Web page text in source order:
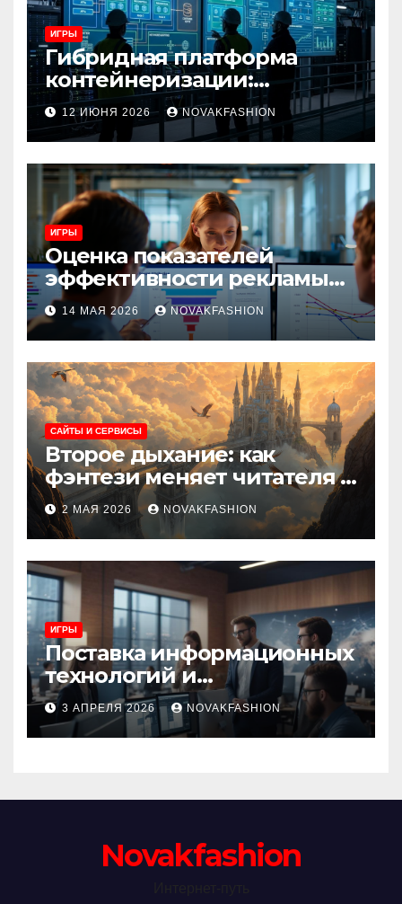
ИГРЫ
Гибридная платформа
контейнеризации:
архитектура, особенности
и сценарии использования
12 ИЮНЯ 2026 NOVAKFASHION
ИГРЫ
Оценка показателей
эффективности рекламы
при атрибуции
множественных точек
касания
14 МАЯ 2026 NOVAKFASHION
САЙТЫ И СЕРВИСЫ
Второе дыхание: как
фэнтези меняет читателя и
культуру
2 МАЯ 2026 NOVAKFASHION
ИГРЫ
Поставка информационных
технологий и
инновационные решения
3 АПРЕЛЯ 2026 NOVAKFASHION
Novakfashion